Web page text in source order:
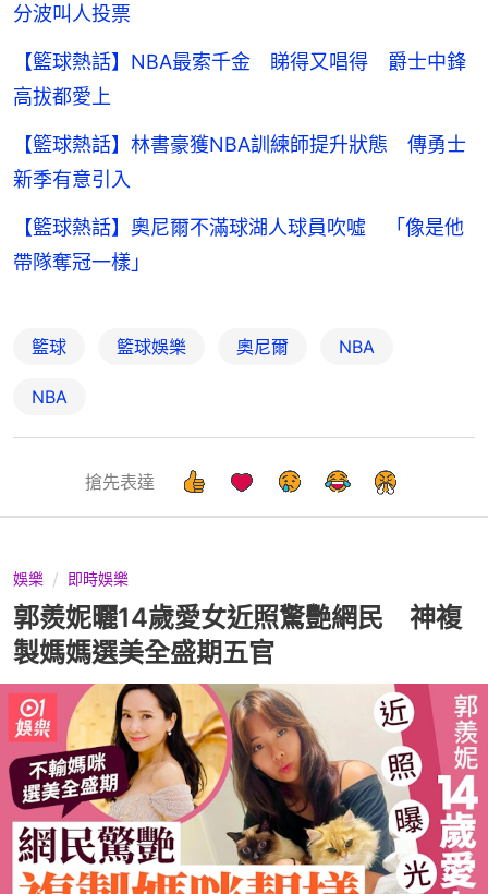
分波叫人投票
【籃球熱話】NBA最索千金 睇得又唱得 爵士中鋒
高拔都愛上
【籃球熱話】林書豪獲NBA訓練師提升狀態 傳勇士
新季有意引入
【籃球熱話】奧尼爾不滿球湖人球員吹噓 「像是他
帶隊奪冠一樣」
籃球 籃球娛樂 奧尼爾 NBA
NBA
搶先表達
娛樂 即時娛樂
郭羨妮曬14歲愛女近照驚艷網民 神複
製媽媽選美全盛期五官